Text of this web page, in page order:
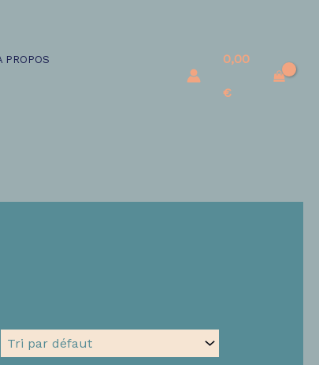
PROPOS 0,00
€